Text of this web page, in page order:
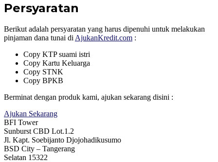
Persyaratan
Berikut adalah persyaratan yang harus dipenuhi untuk melakukan
pinjaman dana tunai di AjukanKredit.com :
Copy KTP suami istri
Copy Kartu Keluarga
Copy STNK
Copy BPKB
Berminat dengan produk kami, ajukan sekarang disini :
Ajukan Sekarang
BFI Tower
Sunburst CBD Lot.1.2
Jl. Kapt. Soebijanto Djojohadikusumo
BSD City – Tangerang
Selatan 15322